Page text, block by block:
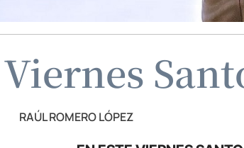
Viernes
RAÚL ROMERO LÓPEZ